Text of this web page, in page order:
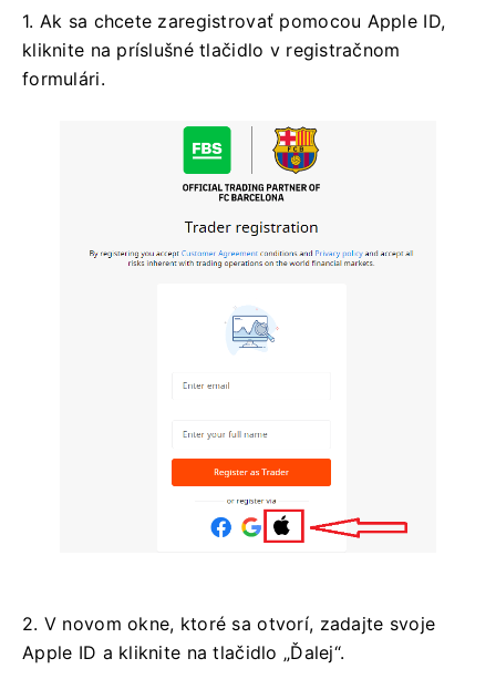
1. Ak sa chcete zaregistrovať pomocou Apple ID,
kliknite na príslušné tlačidlo v registračnom
formulári.
2. V novom okne, ktoré sa otvorí, zadajte svoje
Apple ID a kliknite na tlačidlo „Ďalej“.